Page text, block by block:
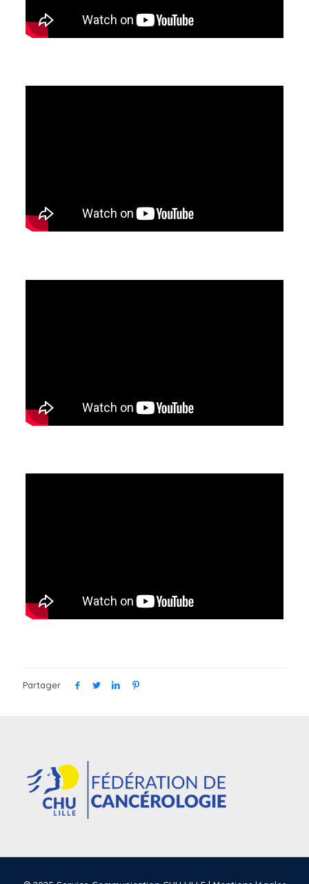
Partager